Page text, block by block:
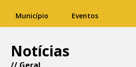
Município Eventos
Notícias